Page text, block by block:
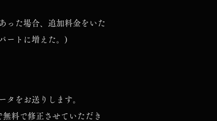
った場合、追加料金をいた
ートに増えた。)
タをお送りします。
料で修正させていただき